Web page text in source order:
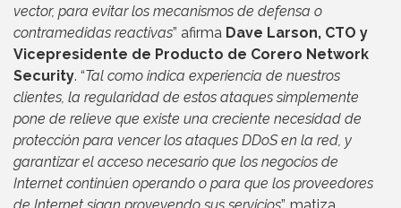
vector, para evitar los mecanismos de defensa o
contramedidas reactivas” afirma Dave Larson, CTO y
Vicepresidente de Producto de Corero Network
Security. “Tal como indica experiencia de nuestros
clientes, la regularidad de estos ataques simplemente
pone de relieve que existe una creciente necesidad de
protección para vencer los ataques DDoS en la red, y
garantizar el acceso necesario que los negocios de
Internet continúen operando o para que los proveedores